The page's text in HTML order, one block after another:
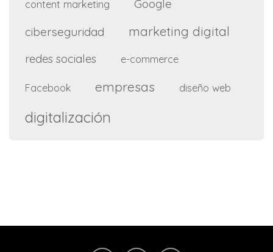
content marketing
Google
ciberseguridad
marketing digital
redes sociales e-commerce
Facebook empresas diseño web
digitalización